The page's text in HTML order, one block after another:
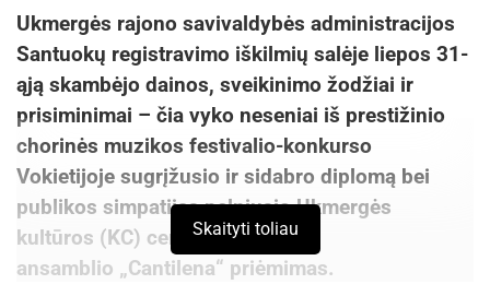
Ukmergės rajono savivaldybės administracijos
Santuokų registravimo iškilmių salėje liepos 31-
ąją skambėjo dainos, sveikinimo žodžiai ir
prisiminimai – čia vyko neseniai iš prestižinio
chorinės muzikos festivalio-konkurso
Vokietijoje sugrįžusio ir sidabro diplomą bei
publikos simpatijas pelniusio Ukmergės
kultūros (KC) centro vokalinio
ansamblio „Cantilena“ priėmimas.
Skaityti toliau